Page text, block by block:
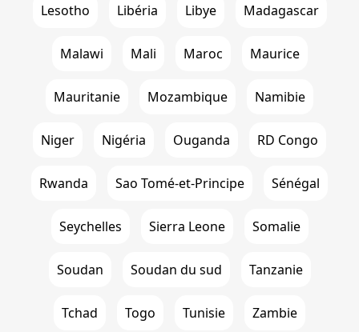
Lesotho Libéria Libye Madagascar
Malawi Mali Maroc Maurice
Mauritanie Mozambique Namibie
Niger Nigéria Ouganda RD Congo
Rwanda Sao Tomé-et-Principe Sénégal
Seychelles Sierra Leone Somalie
Soudan Soudan du sud Tanzanie
Tchad Togo Tunisie Zambie